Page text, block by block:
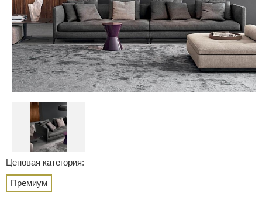
Ценовая категория:
Премиум